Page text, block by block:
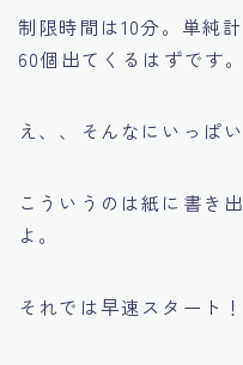
制限時間は10分。単純
60個出てくるはずです。
え、、そんなにいっぱ
こういうのは紙に書き
よ。
それでは早速スタート！